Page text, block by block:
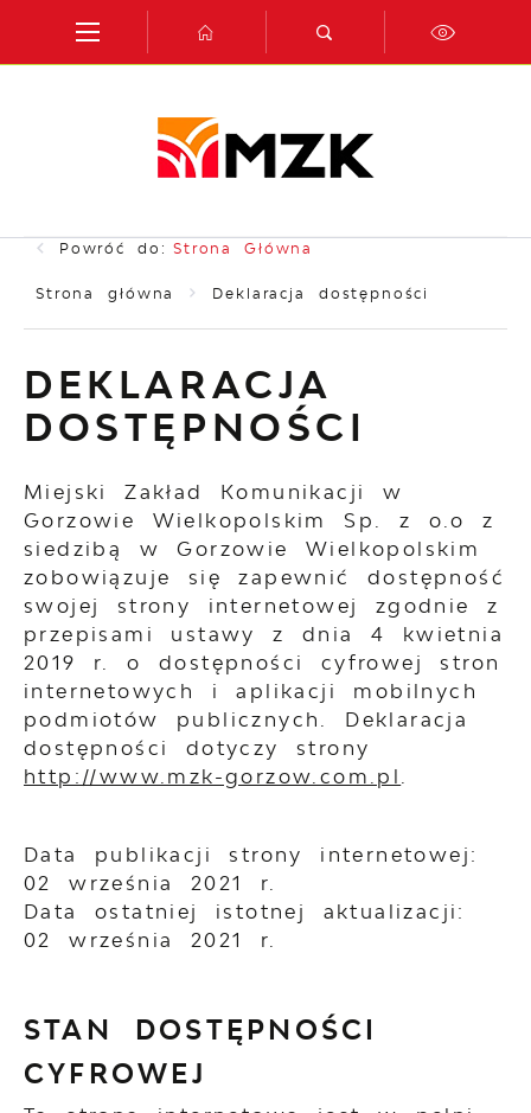
Przejdź do menu.
Przejdź do wyszukiwarki.
Przejdź do treści.
Przejdź do ustawień wielkości czcionki.
Włącz wersję kontrastową strony.
Powróć do: Strona Główna
Strona główna Deklaracja dostępności
DEKLARACJA
DOSTĘPNOŚCI
Miejski Zakład Komunikacji w
Gorzowie Wielkopolskim Sp. z o.o z
siedzibą w Gorzowie Wielkopolskim
zobowiązuje się zapewnić dostępność
swojej strony internetowej
zgodnie z
przepisami ustawy z dnia 4 kwietnia
2019 r. o dostępności cyfrowej stron
internetowych i aplikacji mobilnych
podmiotów publicznych. Deklaracja
dostępności dotyczy strony
http://www.mzk-gorzow.com.pl .
Data publikacji strony internetowej:
02 września 2021 r.
Data ostatniej istotnej aktualizacji:
02 września 2021 r.
STAN DOSTĘPNOŚCI
CYFROWEJ